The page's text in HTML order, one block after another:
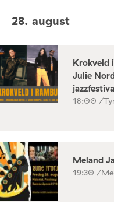
28. august
Krokveld
Julie
18:00 /
Meland
19:30 /